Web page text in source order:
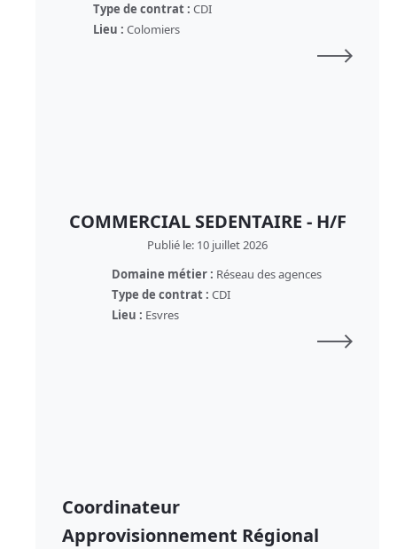
Type de contrat : CDI
Lieu : Colomiers
COMMERCIAL SEDENTAIRE - H/F
Publié le: 10 juillet 2026
Domaine métier : Réseau des agences
Type de contrat : CDI
Lieu : Esvres
Coordinateur
Approvisionnement Régional